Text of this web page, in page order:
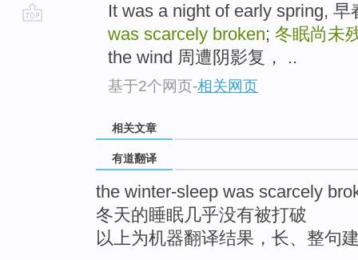
It was a night of early spring,
was scarcely broken; 冬眠尚未
the wind 周遭阴影复， ..
基于2个网页-相关网页
相关文章
有道翻译
the winter-sleep was scarcely
冬天的睡眠几乎没有被打破
以上为机器翻译结果，长、整句